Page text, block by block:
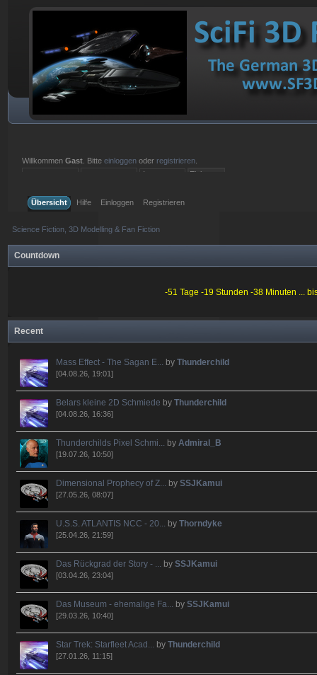
WillkommenGast . Bitteeinloggen oder registrieren
Übersicht
Hilfe Einloggen Registrieren
Science Fiction, 3D Modelling & Fan Fiction
Countdown
-51 Tage -19 Stunden -38 Minuten ...
Recent
Mass Effect - The Sagan E... byThunderchild
[04.08.26, 19:01]
Belars kleine 2D Schmiede byThunderchild
[04.08.26, 16:36]
Thunderchilds Pixel Schmi... byAdmiral_B
[19.07.26, 10:50]
Dimensional Prophecy of Z... bySSJKamui
[27.05.26, 08:07]
U.S.S. ATLANTIS NCC - 20... byThorndyke
[25.04.26, 21:59]
Das Rückgrad der Story - ... bySSJKamui
[03.04.26, 23:04]
Das Museum - ehemalige Fa... bySSJKamui
[29.03.26, 10:40]
Star Trek: Starfleet Acad... byThunderchild
[27.01.26, 11:15]